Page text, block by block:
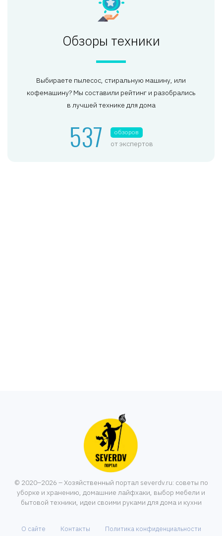
Обзоры техники
Выбираете пылесос, стиральную машину, или
кофемашину? Мы составили рейтинг и разобрались
в лучшей технике для дома
537 обзоров
от экспертов
© 2020–2026 – Хозяйственный портал severdv.ru: советы по
уборке и хранению, домашние лайфхаки, выбор мебели и
бытовой техники, идеи своими руками для дома и кухни
О сайте Контакты Политика конфиденциальности